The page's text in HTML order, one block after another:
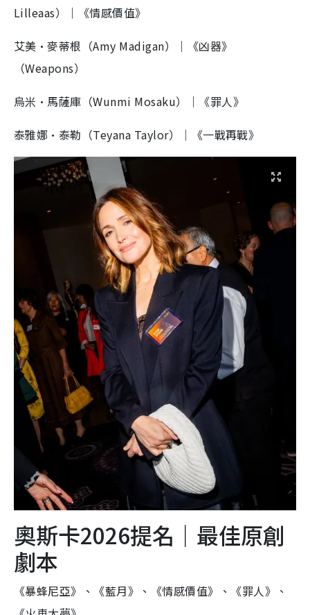
Lilleaas）｜《情感價值》
艾美·麥蒂根（Amy Madigan）｜《凶器》
（Weapons）
烏米·馬薩庫（Wunmi Mosaku）｜《罪人》
泰雅娜·泰勒（Teyana Taylor）｜《一戰再戰》
奧斯卡2026提名｜最佳原創
劇本
《暴蜂尼亞》、《藍月》、《情感價值》、《罪人》、